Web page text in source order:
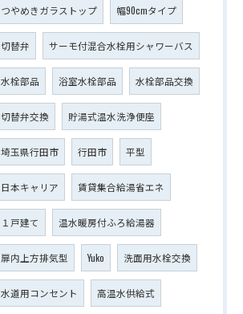
つやめきガラストップ 幅90cmタイプ
切替弁 サーモ付混合水栓用シャワーバス
水栓部品 浴室水栓部品 水栓部品交換
切替弁交換 貯湯式温水洗浄便座
埼玉県行田市 行田市 平型
日本キャリア 賃貸集合給湯省エネ
１戸建て 温水暖房付ふろ給湯器
扉内上方排気型 Yuko 洗面用水栓交換
水道用コンセント 高温水供給式